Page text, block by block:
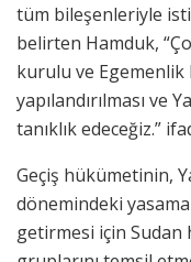
tüm bileşenleriyle
belirten Hamduk,
kurulu ve Egemenlik
yapılandırılması ve
tanıklık edeceğiz.”
Geçiş hükümetinin,
dönemindeki
getirmesi için Sudan